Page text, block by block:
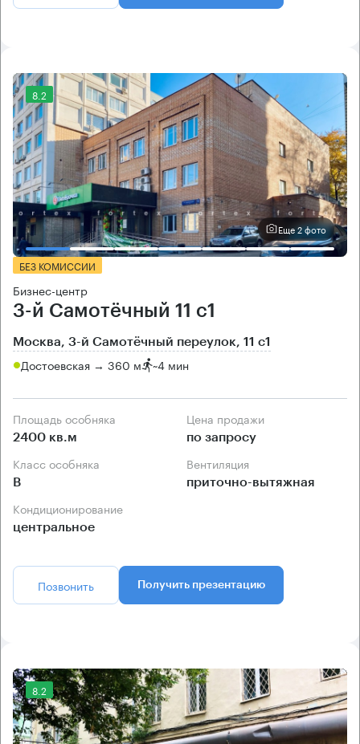
8.2
Еще 2 фото
БЕЗ КОМИССИИ
Бизнес-центр
3-й Самотёчный 11 с1
Москва, 3-й Самотёчный переулок, 11 с1
Достоевская → 360 м ~4 мин
Площадь особняка
2400 кв.м
Цена продажи
по запросу
Класс особняка
B
Вентиляция
приточно-вытяжная
Кондиционирование
центральное
Позвонить Получить презентацию
8.2